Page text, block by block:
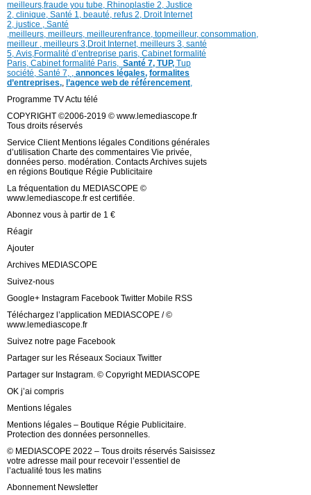
meilleurs,fraude you tube, Rhinoplastie 2, Justice
2, clinique, Santé 1, beauté, refus 2, Droit Internet
2, justice , Santé
,meilleurs, meilleurs, meilleurenfrance, topmeilleur, consommation,
meilleur , meilleurs 3,Droit Internet, meilleurs 3, santé
5, Avis,Formalité d’entreprise paris, Cabinet formalité
Paris, Cabinet formalité Paris, Santé 7, TUP, Tup
société, Santé 7, , annonces légales, formalites
d’entreprises,, l’agence web de référencement,
Programme TV Actu télé
COPYRIGHT ©2006-2019 © www.lemediascope.fr
Tous droits réservés
Service Client Mentions légales Conditions générales
d’utilisation Charte des commentaires Vie privée,
données perso. modération. Contacts Archives sujets
en régions Boutique Régie Publicitaire
La fréquentation du MEDIASCOPE ©
www.lemediascope.fr est certifiée.
Abonnez vous à partir de 1 €
Réagir
Ajouter
Archives MEDIASCOPE
Suivez-nous
Google+ Instagram Facebook Twitter Mobile RSS
Téléchargez l’application MEDIASCOPE / ©
www.lemediascope.fr
Suivez notre page Facebook
Partager sur les Réseaux Sociaux Twitter
Partager sur Instagram. © Copyright MEDIASCOPE
OK j’ai compris
Mentions légales
Mentions légales – Boutique Régie Publicitaire.
Protection des données personnelles.
© MEDIASCOPE 2022 – Tous droits réservés Saisissez
votre adresse mail pour recevoir l’essentiel de
l’actualité tous les matins
Abonnement Newsletter